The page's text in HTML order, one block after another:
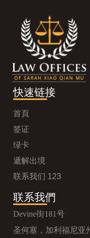
快速链接
首頁
签证
绿卡
遞解出境
联系我们 123
联系我們
Devine街181号
圣何塞，加利福尼亚